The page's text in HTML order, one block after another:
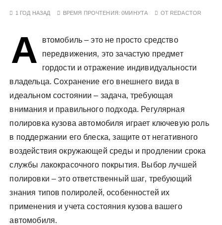
1 ГОД НАЗАД ВРЕМЯ ПРОЧТЕНИЯ:0МИНУТА ОТ REDACTOR
А
втомобиль – это не просто средство
передвижения‚ это зачастую предмет
гордости и отражение индивидуальности
владельца. Сохранение его внешнего вида в
идеальном состоянии – задача‚ требующая
внимания и правильного подхода. Регулярная
полировка кузова автомобиля играет ключевую роль
в поддержании его блеска‚ защите от негативного
воздействия окружающей среды и продлении срока
службы лакокрасочного покрытия. Выбор лучшей
полировки – это ответственный шаг‚ требующий
знания типов полиролей‚ особенностей их
применения и учета состояния кузова вашего
автомобиля.